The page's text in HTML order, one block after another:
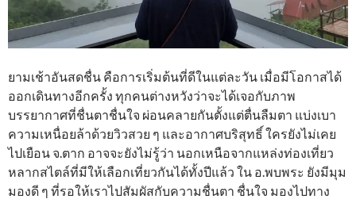
ยามเช้าอันสดชื่น คือการเริ่มต้นที่ดีในแต่ละวัน เมื่อมีโอกาสได้
ออกเดินทางอีกครั้ง ทุกคนต่างหวังว่าจะได้เจอกับภาพ
บรรยากาศที่ชื่นตาชื่นใจ ผ่อนคลายกันตั้งแต่ตื่นลืมตา แบ่งเบา
ความเหนื่อยล้าด้วยวิวสวย ๆ และอากาศบริสุทธิ์ ใครยังไม่เคย
ไปเยือน จ.ตาก อาจจะยังไม่รู้ว่า นอกเหนือจากแหล่งท่องเที่ยว
หลากสไตล์ที่มีให้เลือกเที่ยวกันได้ทั้งปีแล้ว ใน อ.พบพระ ยังมีมุม
มองดี ๆ ที่รอให้เราไปสัมผัสกับความชื่นตา ชื่นใจ มองไปทาง